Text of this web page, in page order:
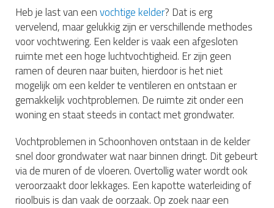
Heb je last van eenvochtige kelder? Dat is erg
vervelend, maar gelukkig zijn er verschillende methodes
voor vochtwering. Een kelder is vaak een afgesloten
ruimte met een hoge luchtvochtigheid. Er zijn geen
ramen of deuren naar buiten, hierdoor is het niet
mogelijk om een kelder te ventileren en ontstaan er
gemakkelijk vochtproblemen. De ruimte zit onder een
woning en staat steeds in contact met grondwater.
Vochtproblemen in Schoonhoven ontstaan in de kelder
snel door grondwater wat naar binnen dringt. Dit gebeurt
via de muren of de vloeren. Overtollig water wordt ook
veroorzaakt door lekkages. Een kapotte waterleiding of
rioolbuis is dan vaak de oorzaak. Op zoek naar een